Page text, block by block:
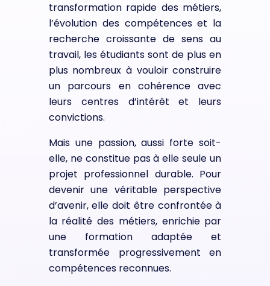
transformation rapide des métiers,
l’évolution des compétences et la
recherche croissante de sens au
travail, les étudiants sont de plus en
plus nombreux à vouloir construire
un parcours en cohérence avec
leurs centres d’intérêt et leurs
convictions.
Mais une passion, aussi forte soit-
elle, ne constitue pas à elle seule un
projet professionnel durable. Pour
devenir une véritable perspective
d’avenir, elle doit être confrontée à
la réalité des métiers, enrichie par
une formation adaptée et
transformée progressivement en
compétences reconnues.